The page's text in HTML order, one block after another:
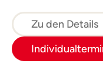
Zu den Details